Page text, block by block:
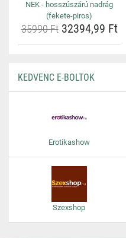
NEK - hosszúszárú nadrág
(fekete-piros)
35990 Ft32394,99 Ft
KEDVENC E-BOLTOK
Erotikashow
Szexshop